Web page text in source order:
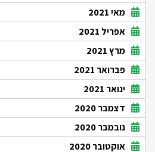
מאי 2021
אפריל 2021
מרץ 2021
פברואר 2021
ינואר 2021
דצמבר 2020
נובמבר 2020
אוקטובר 2020